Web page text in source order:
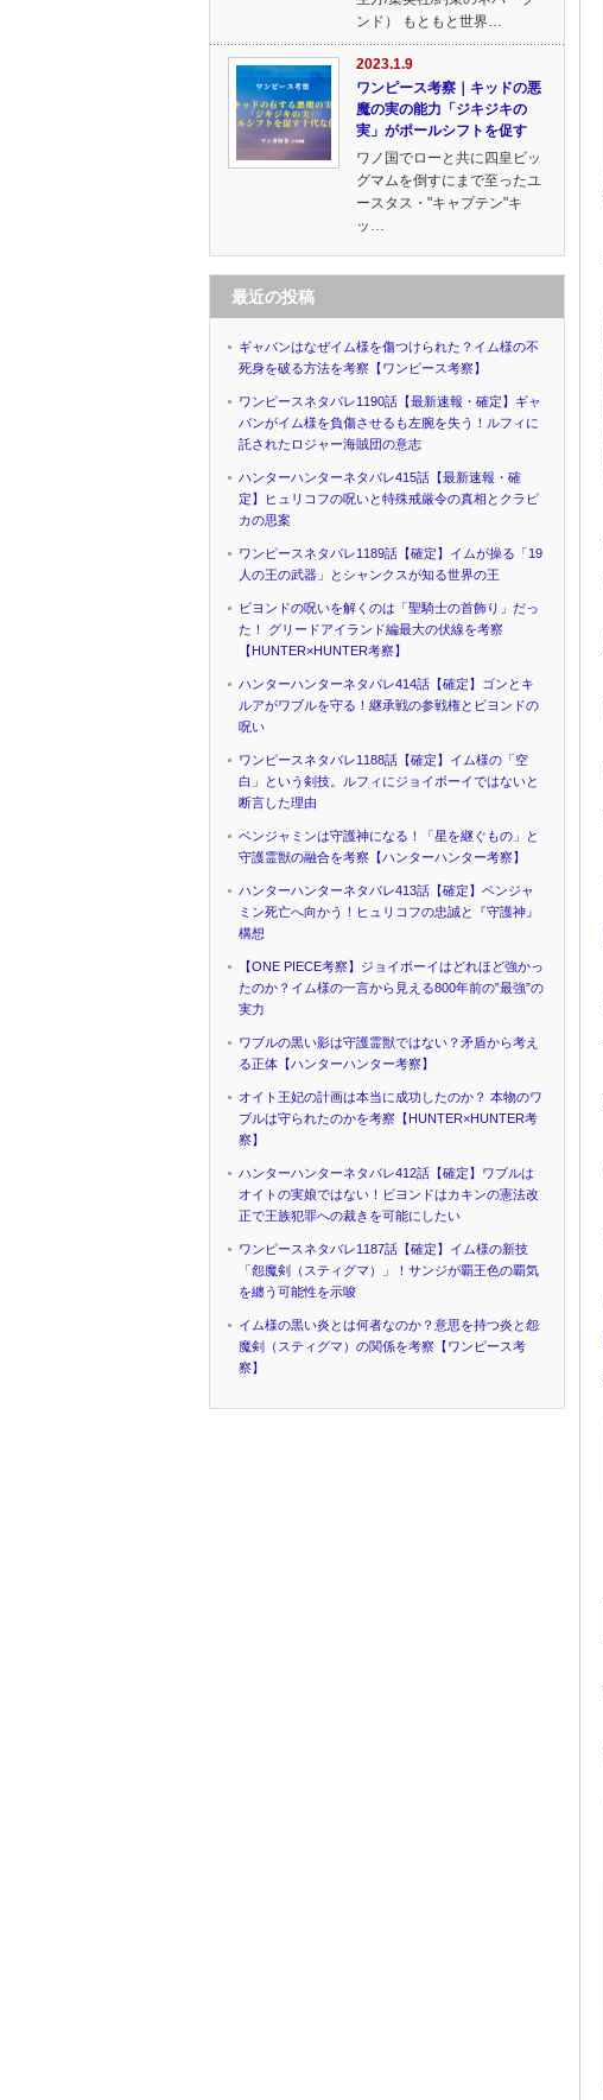
ンド） もともと世界…
2023.1.9
ワンピース考察｜キッドの悪
魔の実の能力「ジキジキの
実」がポールシフトを促す
ワノ国でローと共に四皇ビッ
グマムを倒すにまで至ったユ
ースタス・"キャプテン"キ
ッ…
最近の投稿
ギャバンはなぜイム様を傷つけられた？イム様の不
死身を破る方法を考察【ワンピース考察】
ワンピースネタバレ1190話【最新速報・確定】ギャ
バンがイム様を負傷させるも左腕を失う！ルフィに
託されたロジャー海賊団の意志
ハンターハンターネタバレ415話【最新速報・確
定】ヒュリコフの呪いと特殊戒厳令の真相とクラピ
カの思案
ワンピースネタバレ1189話【確定】イムが操る「19
人の王の武器」とシャンクスが知る世界の王
ビヨンドの呪いを解くのは「聖騎士の首飾り」だっ
た！ グリードアイランド編最大の伏線を考察
【HUNTER×HUNTER考察】
ハンターハンターネタバレ414話【確定】ゴンとキ
ルアがワブルを守る！継承戦の参戦権とビヨンドの
呪い
ワンピースネタバレ1188話【確定】イム様の「空
白」という剣技。ルフィにジョイボーイではないと
断言した理由
ベンジャミンは守護神になる！「星を継ぐもの」と
守護霊獣の融合を考察【ハンターハンター考察】
ハンターハンターネタバレ413話【確定】ベンジャ
ミン死亡へ向かう！ヒュリコフの忠誠と『守護神』
構想
【ONE PIECE考察】ジョイボーイはどれほど強かっ
たのか？イム様の一言から見える800年前の”最強”の
実力
ワブルの黒い影は守護霊獣ではない？矛盾から考え
る正体【ハンターハンター考察】
オイト王妃の計画は本当に成功したのか？ 本物のワ
ブルは守られたのかを考察【HUNTER×HUNTER考
察】
ハンターハンターネタバレ412話【確定】ワブルは
オイトの実娘ではない！ビヨンドはカキンの憲法改
正で王族犯罪への裁きを可能にしたい
ワンピースネタバレ1187話【確定】イム様の新技
「怨魔剣（スティグマ）」！サンジが覇王色の覇気
を纏う可能性を示唆
イム様の黒い炎とは何者なのか？意思を持つ炎と怨
魔剣（スティグマ）の関係を考察【ワンピース考
察】